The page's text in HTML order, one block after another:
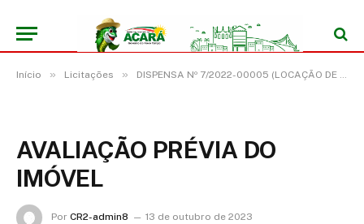
Início » Licitações » DISPENSA Nº 7/2022-00005 (LOCAÇÃO DE IMÓVEL PARA FINS NÃO RESIDENCIAIS)
AVALIAÇÃO PRÉVIA DO
IMÓVEL
Por CR2-admin8
13 de outubro de 2023